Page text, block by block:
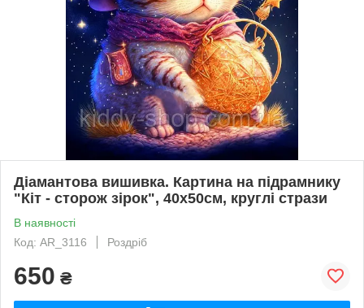
Діамантова вишивка. Картина на підрамнику
"Кіт - сторож зірок", 40х50см, круглі стрази
В наявності
Код: AR_3116
Роздріб
650 ₴